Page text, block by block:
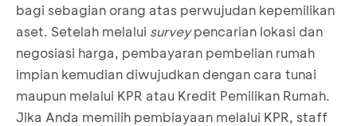
bagi sebagian orang atas perwujudan kepemilikan
aset. Setelah melalui surveypencarian lokasi dan
negosiasi harga, pembayaran pembelian rumah
impian kemudian diwujudkan dengan cara tunai
maupun melalui KPR atau Kredit Pemilikan Rumah.
Jika Anda memilih pembiayaan melalui KPR, staff